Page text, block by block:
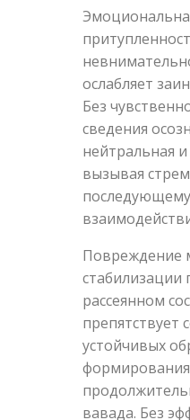
ослабляет
Без
сведения
нейтральная
вызывая
Повреждение
стабилизации
рассеянном
препятствует
устойчивых
формирования
вавада. Без